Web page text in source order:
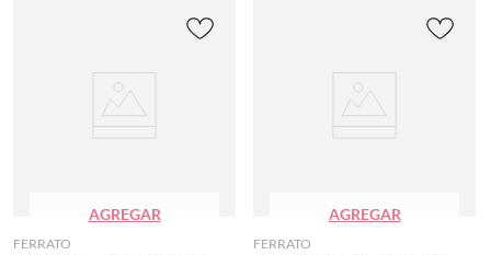
AGREGAR
FERRATO
AGREGAR
FERRATO